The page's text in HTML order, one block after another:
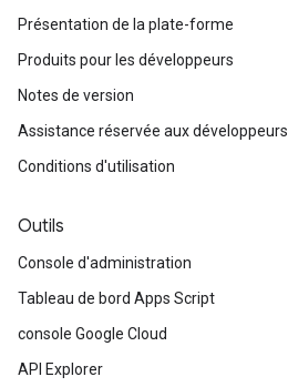
Présentation de la plate-forme
Produits pour les développeurs
Notes de version
Assistance réservée aux développeurs
Conditions d'utilisation
Outils
Console d'administration
Tableau de bord Apps Script
console Google Cloud
API Explorer